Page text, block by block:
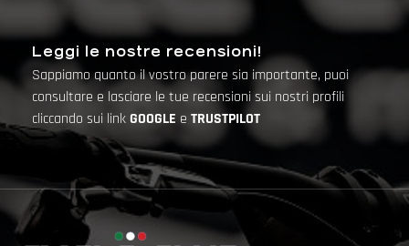
Leggi le nostre recensioni!
Sappiamo quanto il vostro parere sia importante, puoi
consultare e lasciare le tue recensioni sui nostri profili
cliccando sui linkGOOGLE e TRUSTPILOT